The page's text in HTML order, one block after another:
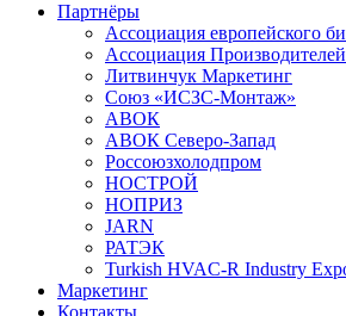
Партнёры
Ассоциация европейского
Aссоциация
Литвинчук Маркетинг
Союз «ИСЗС-Монтаж»
АВОК
АВОК Северо-Запад
Россоюзхолодпром
НОСТРОЙ
НОПРИЗ
JARN
РАТЭК
Turkish HVAC-R Industry
Маркетинг
Контакты